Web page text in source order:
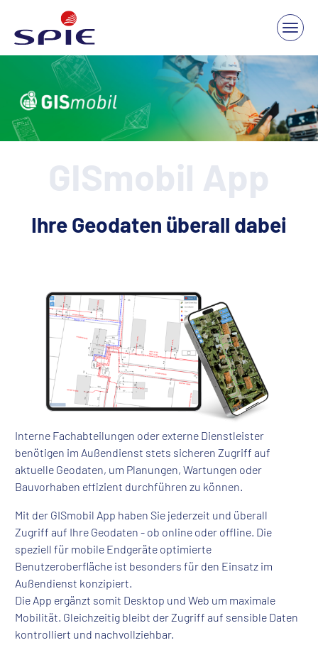
GISmobil App
Ihre Geodaten überall dabei
Interne Fachabteilungen oder externe Dienstleister
benötigen im Außendienst stets sicheren Zugriff auf
aktuelle Geodaten, um Planungen, Wartungen oder
Bauvorhaben effizient durchführen zu können.
Mit der GISmobil App haben Sie jederzeit und überall
Zugriff auf Ihre Geodaten - ob online oder offline. Die
speziell für mobile Endgeräte optimierte
Benutzeroberfläche ist besonders für den Einsatz im
Außendienst konzipiert.
Die App ergänzt somit Desktop und Web um maximale
Mobilität. Gleichzeitig bleibt der Zugriff auf sensible Daten
kontrolliert und nachvollziehbar.